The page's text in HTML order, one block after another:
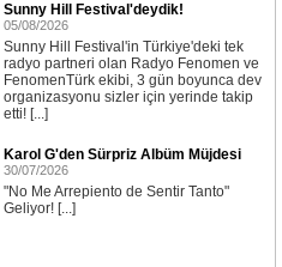
Sunny Hill Festival'deydik!
05/08/2026
Sunny Hill Festival'in Türkiye'deki tek
radyo partneri olan Radyo Fenomen ve
FenomenTürk ekibi, 3 gün boyunca dev
organizasyonu sizler için yerinde takip
etti! [...]
Karol G'den Sürpriz Albüm Müjdesi
30/07/2026
"No Me Arrepiento de Sentir Tanto"
Geliyor! [...]